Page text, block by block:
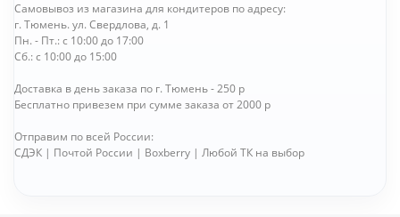
Самовывоз из магазина для кондитеров по адресу:
г. Тюмень. ул. Свердлова, д. 1
Пн. - Пт.: с 10:00 до 17:00
Сб.: с 10:00 до 15:00
Доставка в день заказа по г. Тюмень - 250 р
Бесплатно привезем при сумме заказа от 2000 р
Отправим по всей России:
СДЭК | Почтой России | Boxberry | Любой ТК на выбор